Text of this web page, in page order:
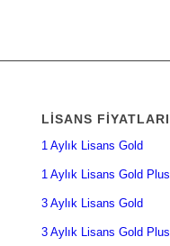
LISANS FIYATLARI
1 Aylık Lisans Gold
1 Aylık Lisans Gold Plus
3 Aylık Lisans Gold
3 Aylık Lisans Gold Plus